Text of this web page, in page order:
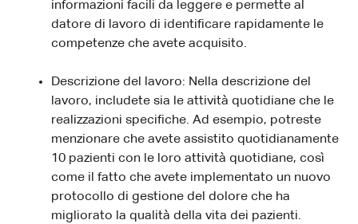
informazioni facili da leggere e permette al
datore di lavoro di identificare rapidamente le
competenze che avete acquisito.
Descrizione del lavoro: Nella descrizione del
lavoro, includete sia le attività quotidiane che le
realizzazioni specifiche. Ad esempio, potreste
menzionare che avete assistito quotidianamente
10 pazienti con le loro attività quotidiane, così
come il fatto che avete implementato un nuovo
protocollo di gestione del dolore che ha
migliorato la qualità della vita dei pazienti.